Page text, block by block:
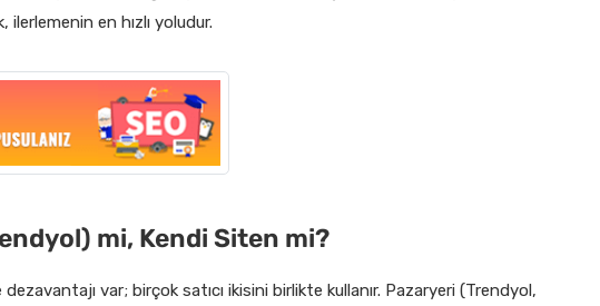
ilerlemenin en hızlı yoludur.
mi, Kendi Siten mi?
var; birçok satıcı ikisini birlikte kullanır. Pazaryeri (Trendyol,